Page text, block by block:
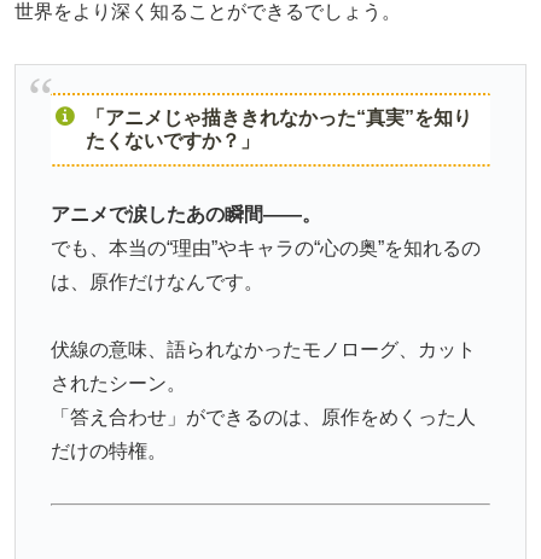
世界をより深く知ることができるでしょう。
「アニメじゃ描ききれなかった“真実”を知り
たくないですか？」
アニメで涙したあの瞬間――。
でも、本当の“理由”やキャラの“心の奥”を知れるの
は、原作だけなんです。
伏線の意味、語られなかったモノローグ、カット
されたシーン。
「答え合わせ」ができるのは、原作をめくった人
だけの特権。